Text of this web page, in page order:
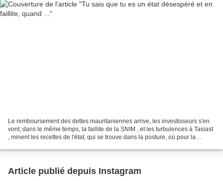
Le remboursement des dettes mauritaniennes arrive, les investisseurs s'en
vont; dans le même temps, la faillite de la SNIM , et les turbulences à Tasiast
, minent les recettes de l'état, qui se trouve dans la posture, où pour la
Article publié depuis Instagram